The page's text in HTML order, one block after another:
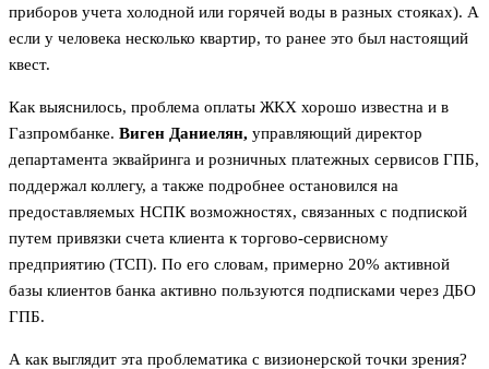
приборов учета холодной или горячей воды в разных стояках). А
если у человека несколько квартир, то ранее это был настоящий
квест.
Как выяснилось, проблема оплаты ЖКХ хорошо известна и в
Газпромбанке. Виген Даниелян, управляющий директор
департамента эквайринга и розничных платежных сервисов ГПБ,
поддержал коллегу, а также подробнее остановился на
предоставляемых НСПК возможностях, связанных с подпиской
путем привязки счета клиента к торгово-сервисному
предприятию (ТСП). По его словам, примерно 20% активной
базы клиентов банка активно пользуются подписками через ДБО
ГПБ.
А как выглядит эта проблематика с визионерской точки зрения?